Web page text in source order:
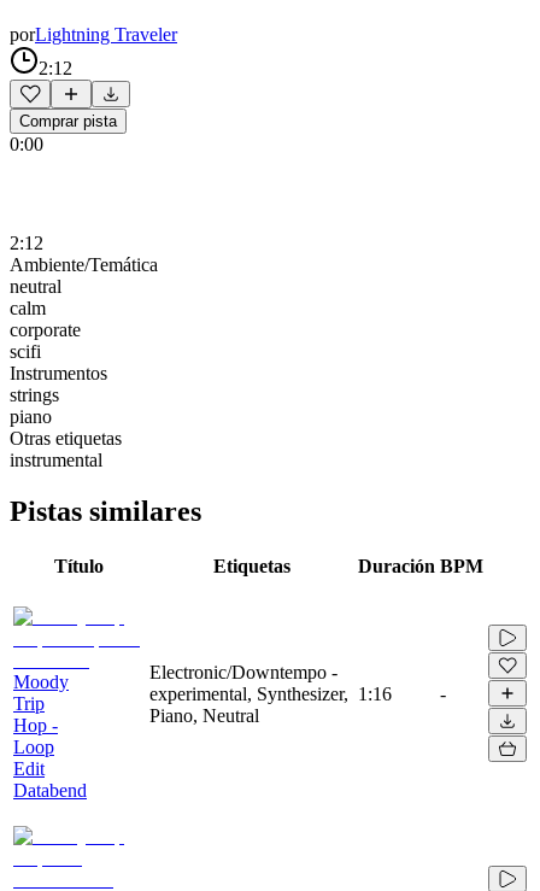
porLightning Traveler
2:12
Comprar pista
0:00
2:12
Ambiente/Temática
neutral
calm
corporate
scifi
Instrumentos
strings
piano
Otras etiquetas
instrumental
Pistas similares
Título Etiquetas Duración BPM
Moody
Trip
Hop -
Loop
Edit
Databend
Electronic/Downtempo -
experimental, Synthesizer,
Piano, Neutral
1:16 -